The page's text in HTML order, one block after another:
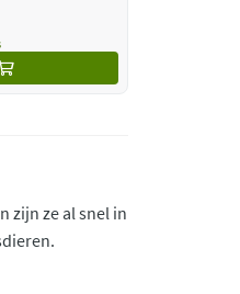
zijn ze al snel in